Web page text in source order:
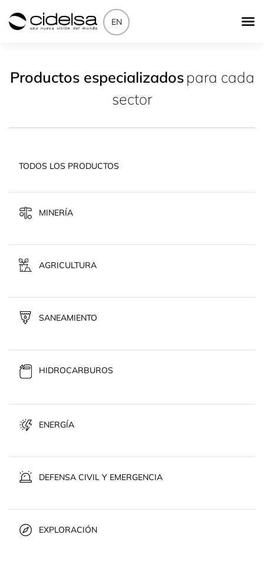
EN
Productos especializados para cada
sector
TODOS LOS PRODUCTOS
MINERÍA
AGRICULTURA
SANEAMIENTO
HIDROCARBUROS
ENERGÍA
DEFENSA CIVIL Y EMERGENCIA
EXPLORACIÓN